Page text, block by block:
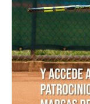
POSTS
1